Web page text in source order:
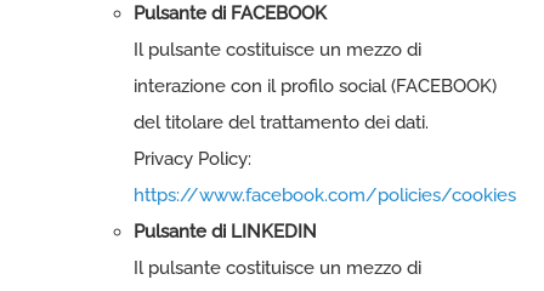
Pulsante di FACEBOOK
Il pulsante costituisce un mezzo di
interazione con il profilo social (FACEBOOK)
del titolare del trattamento dei dati.
Privacy Policy:
https://www.facebook.com/policies/cookies
Pulsante di LINKEDIN
Il pulsante costituisce un mezzo di